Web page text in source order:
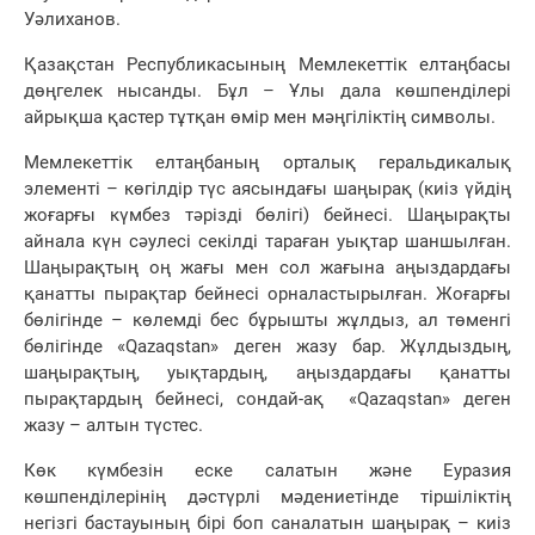
Уәлиханов.
Қазақстан Республикасының Мемлекеттік елтаңбасы
дөңгелек нысанды. Бұл – Ұлы дала көшпенділері
айрықша қастер тұтқан өмір мен мәңгіліктің символы.
Мемлекеттік елтаңбаның орталық геральдикалық
элементі – көгілдір түс аясындағы шаңырақ (киіз үйдің
жоғарғы күмбез тәрізді бөлігі) бейнесі. Шаңырақты
айнала күн сәулесі секілді тараған уықтар шаншылған.
Шаңырақтың оң жағы мен сол жағына аңыздардағы
қанатты пырақтар бейнесі орналастырылған. Жоғарғы
бөлігінде – көлемді бес бұрышты жұлдыз, ал төменгі
бөлігінде «Qazaqstan» деген жазу бар. Жұлдыздың,
шаңырақтың, уықтардың, аңыздардағы қанатты
пырақтардың бейнесі, сондай-ақ «Qazaqstan» деген
жазу – алтын түстес.
Көк күмбезін еске салатын және Еуразия
көшпенділерінің дәстүрлі мәдениетінде тіршіліктің
негізгі бастауының бірі боп саналатын шаңырақ – киіз